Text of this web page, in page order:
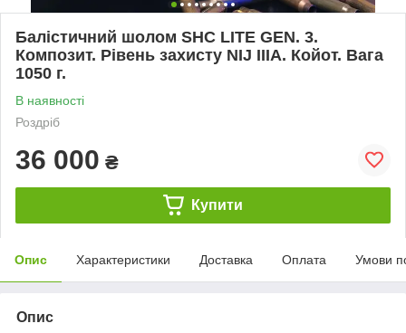
Балістичний шолом SHC LITE GEN. 3.
Композит. Рівень захисту NIJ IIIA. Койот. Вага
1050 г.
В наявності
Роздріб
36 000 ₴
Купити
Опис Характеристики Доставка Оплата Умови
Опис